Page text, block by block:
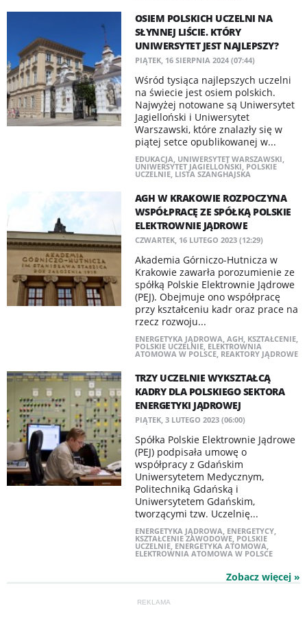
OSIEM POLSKICH UCZELNI NA
SŁYNNEJ LIŚCIE. KTÓRY
UNIWERSYTET JEST NAJLEPSZY?
PIĄTEK, 16 SIERPNIA 2024 (07:44)
Wśród tysiąca najlepszych uczelni
na świecie jest osiem polskich.
Najwyżej notowane są Uniwersytet
Jagielloński i Uniwersytet
Warszawski, które znalazły się w
piątej setce opublikowanej w...
EDUKACJA, UNIWERSYTET WARSZAWSKI,
UNIWERSYTET JAGIELLOŃSKI, POLSKIE
UCZELNIE, LISTA SZANGHAJSKA
AGH W KRAKOWIE ROZPOCZYNA
WSPÓŁPRACĘ ZE SPÓŁKĄ POLSKIE
ELEKTROWNIE JĄDROWE
CZWARTEK, 16 LUTEGO 2023 (12:29)
​Akademia Górniczo-Hutnicza w
Krakowie zawarła porozumienie ze
spółką Polskie Elektrownie Jądrowe
(PEJ). Obejmuje ono współpracę
przy kształceniu kadr oraz prace na
rzecz rozwoju...
ENERGETYKA JĄDROWA, AGH, KSZTAŁCENIE,
POLSKIE UCZELNIE, ELEKTROWNIA
ATOMOWA W POLSCE, REAKTORY JĄDROWE
TRZY UCZELNIE WYKSZTAŁCĄ
KADRY DLA POLSKIEGO SEKTORA
ENERGETYKI JĄDROWEJ
PIĄTEK, 3 LUTEGO 2023 (06:00)
Spółka Polskie Elektrownie Jądrowe
(PEJ) podpisała umowę o
współpracy z Gdańskim
Uniwersytetem Medycznym,
Politechniką Gdańską i
Uniwersytetem Gdańskim,
tworzącymi tzw. Uczelnię...
ENERGETYKA JĄDROWA, ENERGETYCY,
KSZTAŁCENIE ZAWODOWE, POLSKIE
UCZELNIE, ENERGETYKA ATOMOWA,
ELEKTROWNIA ATOMOWA W POLSCE
Zobacz więcej »
REKLAMA